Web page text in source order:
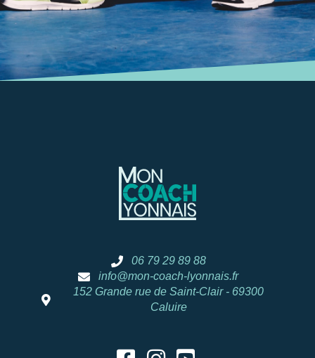
06 79 29 89 88
info@mon-coach-lyonnais.fr
152 Grande rue de Saint-Clair - 69300
Caluire